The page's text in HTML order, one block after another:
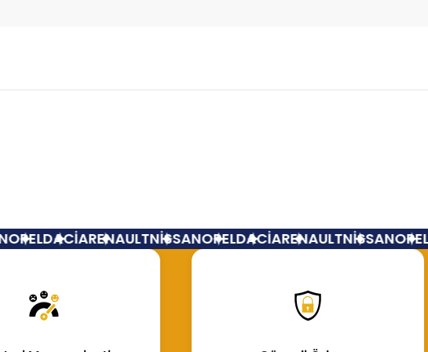
DACİARENAULTNİSSANOPELDACİARENAULTNİSSANOPEL